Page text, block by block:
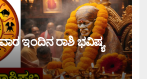
ಇಂದಿನ ರಾಶಿ ಭವಿಷ್ಯ